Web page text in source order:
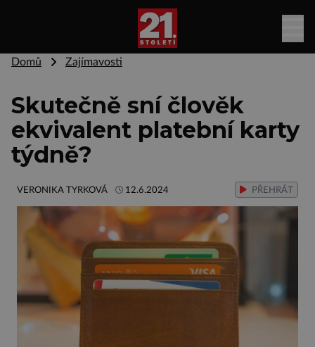
Domů Zajímavosti
Skutečně sní člověk
ekvivalent platební karty
týdně?
VERONIKA TYRKOVÁ 12.6.2024 PŘEHRÁT